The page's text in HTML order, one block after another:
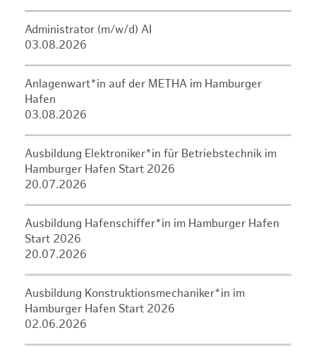
Administrator (m/w/d) AI
03.08.2026
Anlagenwart*in auf der METHA im Hamburger
Hafen
03.08.2026
Ausbildung Elektroniker*in für Betriebstechnik im
Hamburger Hafen Start 2026
20.07.2026
Ausbildung Hafenschiffer*in im Hamburger Hafen
Start 2026
20.07.2026
Ausbildung Konstruktionsmechaniker*in im
Hamburger Hafen Start 2026
02.06.2026